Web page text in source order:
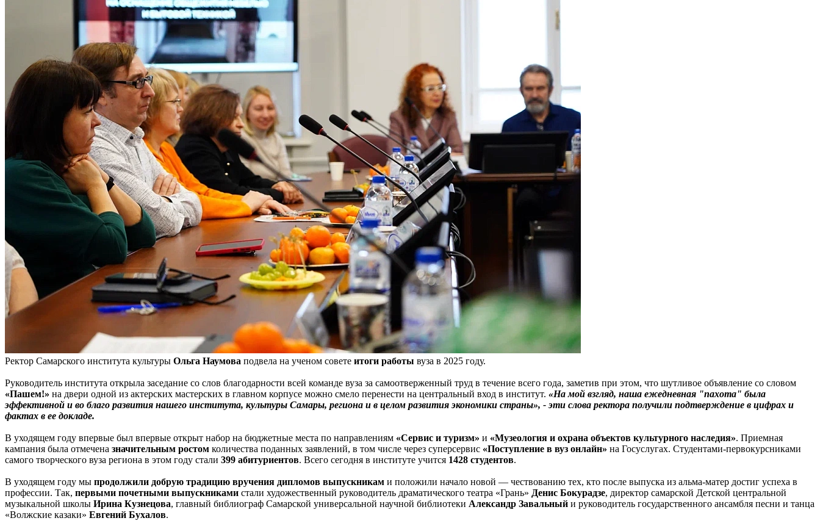
Ректор Самарского института культуры Ольга Наумова подвела на ученом совете итоги работы вуза в 2025 году.
Руководитель института открыла заседание со слов благодарности всей команде вуза за самоотверженный труд в течение всего года, заметив при этом, что шутливое объявление со словом
«Пашем!» на двери одной из актерских мастерских в главном корпусе можно смело перенести на центральный вход в институт. «На мой взгляд, наша ежедневная "пахота" была
эффективной и во благо развития нашего института, культуры Самары, региона и в целом развития экономики страны», - эти слова ректора получили подтверждение в цифрах и
фактах в ее докладе.
В уходящем году впервые был впервые открыт набор на бюджетные места по направлениям «Сервис и туризм» и «Музеология и охрана объектов культурного наследия». Приемная
кампания была отмечена значительным ростом количества поданных заявлений, в том числе через суперсервис «Поступление в вуз онлайн» на Госуслугах. Студентами-первокурсниками
самого творческого вуза региона в этом году стали 399 абитуриентов. Всего сегодня в институте учится 1428 студентов.
В уходящем году мы продолжили добрую традицию вручения дипломов выпускникам и положили начало новой — чествованию тех, кто после выпуска из альма-матер достиг успеха в
профессии. Так, первыми почетными выпускниками стали художественный руководитель драматического театра «Грань» Денис Бокурадзе, директор самарской Детской центральной
музыкальной школы Ирина Кузнецова, главный библиограф Самарской универсальной научной библиотеки Александр Завальный и руководитель государственного ансамбля песни и танца
«Волжские казаки» Евгений Бухалов.